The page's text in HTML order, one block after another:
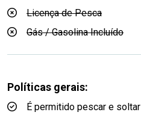
Licença de Pesca
Gás / Gasolina Incluído
Políticas gerais:
É permitido pescar e soltar